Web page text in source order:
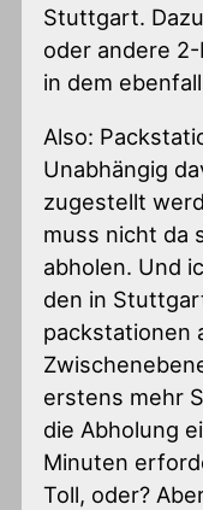
Stuttgart.
oder andere
in dem
Also:
Unabhängig
zugestellt
muss nicht da
abholen. Und
den in
packstationen
erstens mehr
die Abholung
Minuten
Toll, oder?